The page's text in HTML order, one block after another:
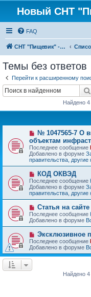
Новый СНТ
FAQ
СНТ "Пищевик" - возвращение на Главную страницу
Темы без ответов
Перейти к расширенному
Найдено 4
Н
о
в
о
е
с
о
б
щ
е
н
и
№ 1047565-7 О
объектам
Последнее сообщение
Добавлено в форуме
правительства,
Н
о
в
о
е
о
о
б
щ
е
н
и
е
КОД ОКВЭД
Последнее сообщение
Добавлено в форуме
правительства,
Н
о
в
о
е
с
о
о
б
Статья на сайте
Последнее сообщение
Добавлено в форуме
Н
о
в
о
е
Эксклюзивное
Последнее сообщение
Добавлено в форуме
Найдено 4